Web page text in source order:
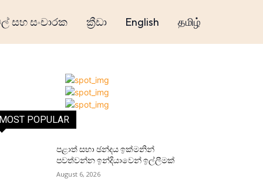
සහ සංචාරක ක්‍රීඩා English தமிழ்
MOST POPULAR
පළාත් සභා ඡන්දය ඉක්මනින්
පවත්වන්න ඉන්දියාවෙන් ඉල්ලීමක්
August 6, 2026